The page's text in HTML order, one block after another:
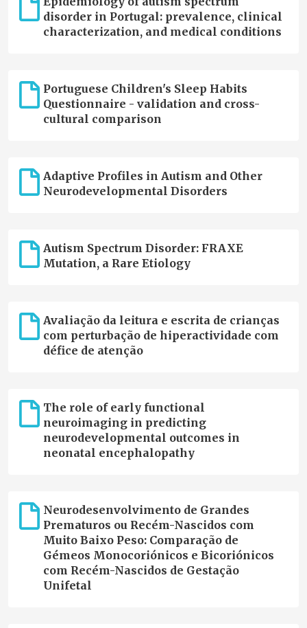
disorder in Portugal: prevalence, clinical
characterization, and medical conditions
Portuguese Children's Sleep Habits
Questionnaire - validation and cross-
cultural comparison
Adaptive Profiles in Autism and Other
Neurodevelopmental Disorders
Autism Spectrum Disorder: FRAXE
Mutation, a Rare Etiology
Avaliação da leitura e escrita de crianças
com perturbação de hiperactividade com
défice de atenção
The role of early functional
neuroimaging in predicting
neurodevelopmental outcomes in
neonatal encephalopathy
Neurodesenvolvimento de Grandes
Prematuros ou Recém-Nascidos com
Muito Baixo Peso: Comparação de
Gémeos Monocoriónicos e Bicoriónicos
com Recém-Nascidos de Gestação
Unifetal